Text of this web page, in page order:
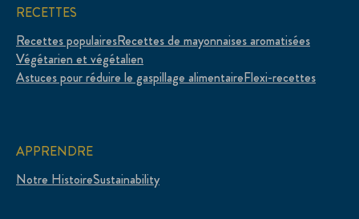
RECETTES
Recettes populairesRecettes de mayonnaises aromatisées
Végétarien et végétalien
Astuces pour réduire le gaspillage alimentaireFlexi-recettes
APPRENDRE
Notre HistoireSustainability